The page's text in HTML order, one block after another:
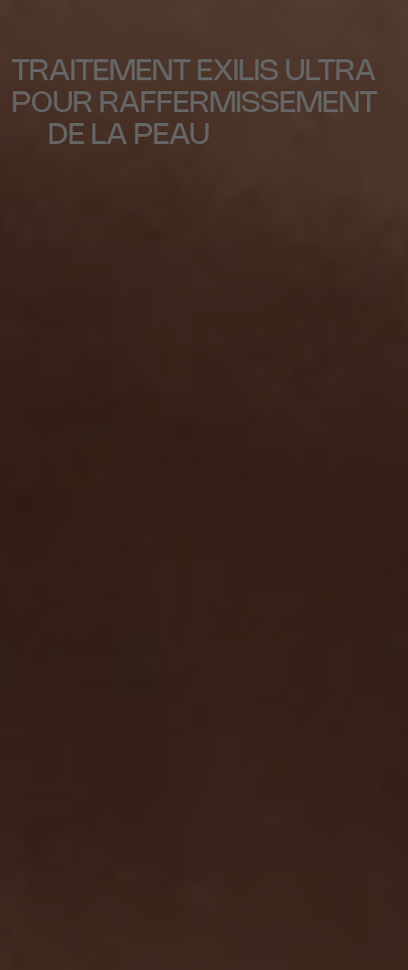
TRAITEMENT EXILIS ULTRA
POUR RAFFERMISSEMENT
DE LA PEAU